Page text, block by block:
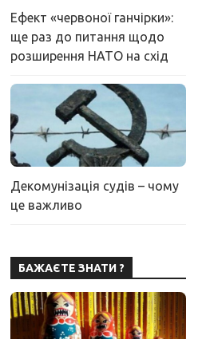
Ефект «червоної ганчірки»:
ще раз до питання щодо
розширення НАТО на схід
Декомунізація судів – чому
це важливо
БАЖАЄТЕ ЗНАТИ ?